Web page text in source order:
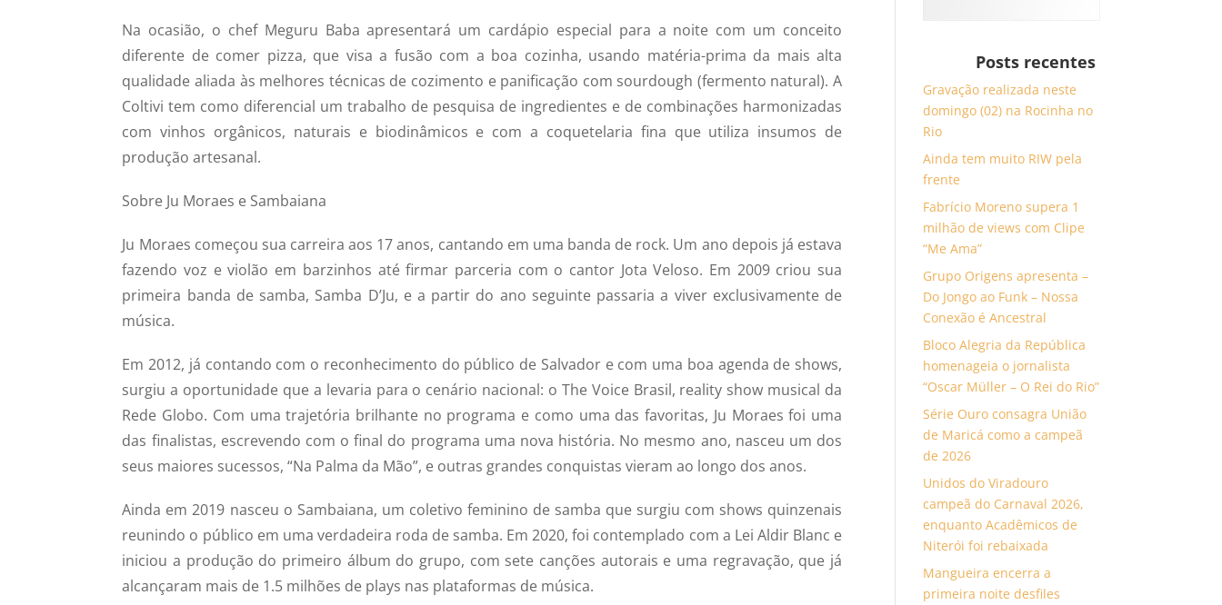
Na ocasião, o chef Meguru Baba apresentará um cardápio especial para a noite com um conceito
diferente de comer pizza, que visa a fusão com a boa cozinha, usando matéria-prima da mais alta
qualidade aliada às melhores técnicas de cozimento e panificação com sourdough (fermento natural). A
Coltivi tem como diferencial um trabalho de pesquisa de ingredientes e de combinações harmonizadas
com vinhos orgânicos, naturais e biodinâmicos e com a coquetelaria fina que utiliza insumos de
produção artesanal.
Sobre Ju Moraes e Sambaiana
Ju Moraes começou sua carreira aos 17 anos, cantando em uma banda de rock. Um ano depois já estava
fazendo voz e violão em barzinhos até firmar parceria com o cantor Jota Veloso. Em 2009 criou sua
primeira banda de samba, Samba D’Ju, e a partir do ano seguinte passaria a viver exclusivamente de
música.
Em 2012, já contando com o reconhecimento do público de Salvador e com uma boa agenda de shows,
surgiu a oportunidade que a levaria para o cenário nacional: o The Voice Brasil, reality show musical da
Rede Globo. Com uma trajetória brilhante no programa e como uma das favoritas, Ju Moraes foi uma
das finalistas, escrevendo com o final do programa uma nova história. No mesmo ano, nasceu um dos
seus maiores sucessos, “Na Palma da Mão”, e outras grandes conquistas vieram ao longo dos anos.
Ainda em 2019 nasceu o Sambaiana, um coletivo feminino de samba que surgiu com shows quinzenais
reunindo o público em uma verdadeira roda de samba. Em 2020, foi contemplado com a Lei Aldir Blanc e
iniciou a produção do primeiro álbum do grupo, com sete canções autorais e uma regravação, que já
alcançaram mais de 1.5 milhões de plays nas plataformas de música.
Posts recentes
Gravação realizada neste
domingo (02) na Rocinha no
Rio
Ainda tem muito RIW pela
frente
Fabrício Moreno supera 1
milhão de views com Clipe
“Me Ama”
Grupo Origens apresenta –
Do Jongo ao Funk – Nossa
Conexão é Ancestral
Bloco Alegria da República
homenageia o jornalista
“Oscar Müller – O Rei do Rio”
Série Ouro consagra União
de Maricá como a campeã
de 2026
Unidos do Viradouro
campeã do Carnaval 2026,
enquanto Acadêmicos de
Niterói foi rebaixada
Mangueira encerra a
primeira noite desfiles